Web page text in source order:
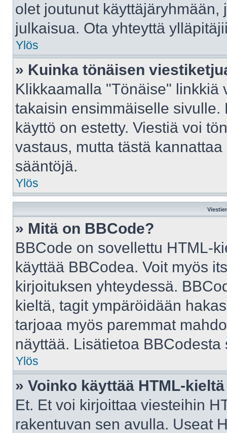
olet joutunut
julkaisua. Ota yhteyttä
Ylös
» Kuinka tönäisen
Klikkaamalla "Tönäise" linkkiä
takaisin ensimmäiselle
käyttö on estetty. Viestiä voi
vastaus, mutta tästä
sääntöjä.
Ylös
» Mitä on BBCode?
BBCode on sovellettu HTML-
käyttää BBCodea. Voit myös
kirjoituksen yhteydessä.
kieltä, tagit ympäröidään
tarjoaa myös paremmat
näyttää. Lisätietoa
Ylös
» Voinko käyttää HTML-
Et. Et voi kirjoittaa viesteihin
rakentuvan sen avulla. Useat